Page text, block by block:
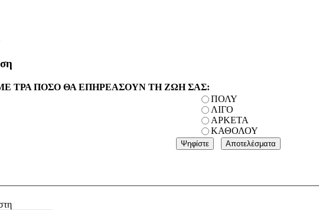
ΤΡΑ ΠΟΣΟ ΘΑ ΕΠΗΡΕΑΣΟΥΝ ΤΗ ΖΩΗ ΣΑΣ:
ΠΟΛΥ
ΛΙΓΟ
ΑΡΚΕΤΑ
ΚΑΘΟΛΟΥ